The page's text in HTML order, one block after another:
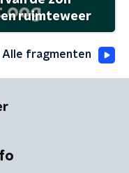
ruimteweer
Alle fragmenten